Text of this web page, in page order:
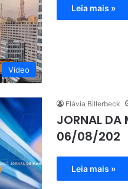
Vídeo
Leia mais »
Flávia Billerbeck
JORNAL DA
06/08/202
Leia mais »